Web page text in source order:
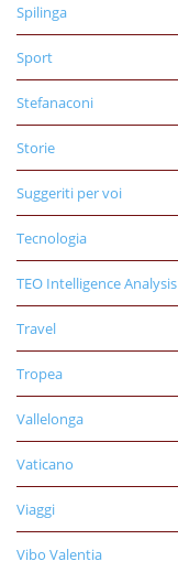
Spilinga
Sport
Stefanaconi
Storie
Suggeriti per voi
Tecnologia
TEO Intelligence Analysis
Travel
Tropea
Vallelonga
Vaticano
Viaggi
Vibo Valentia